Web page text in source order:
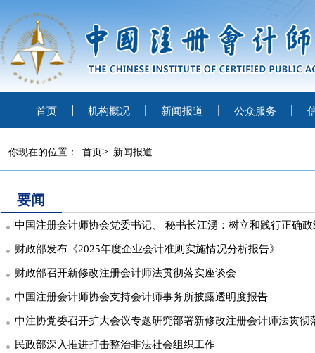
首页 机构概况 新闻报道 公众服务
你现在的位置： 首页> 新闻报道
要闻
中国注册会计师协会党委书记、 秘书长江湧：树立和践行正确政绩观引领注
财政部发布《2025年度企业会计准则实施情况分析报告》
财政部召开新修改注册会计师法贯彻落实座谈会
中国注册会计师协会支持会计师事务所披露透明度报告
中注协党委召开扩大会议专题研究部署新修改注册会计师法贯彻
民政部深入推进打击整治非法社会组织工作